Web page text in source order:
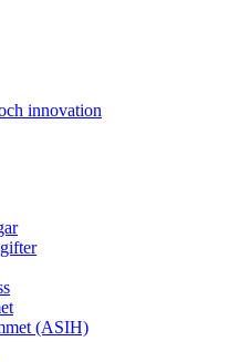
innovation
(ASIH)